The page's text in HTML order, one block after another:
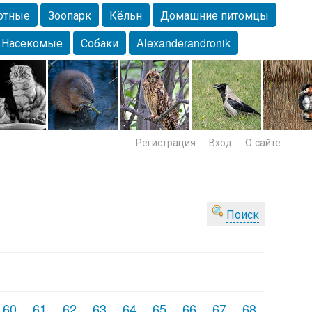
Зоопарк Кёльн
Домашние питомцы
Насекомые Собаки
Alexanderandronik
Морда Собачка Осень Портрет
Домашние
Lebert Дикие птицы Утка Самара
Лебеди
Регистрация Вход О сайте
Поиск